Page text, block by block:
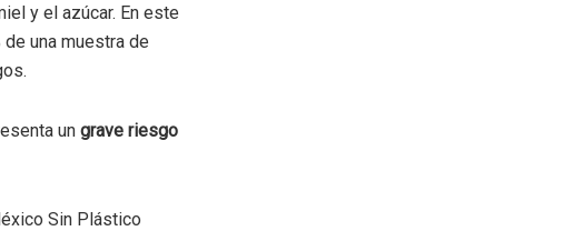
y el azúcar. En este
una muestra de
un grave riesgo
Sin Plástico